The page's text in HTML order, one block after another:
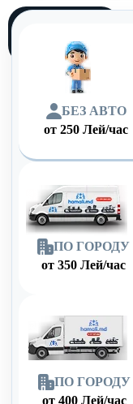
БЕЗ АВТО
от250 Лей/час
ПО ГОРОДУ
от 350 Лей/час
ПО ГОРОДУ
от 400 Лей/час